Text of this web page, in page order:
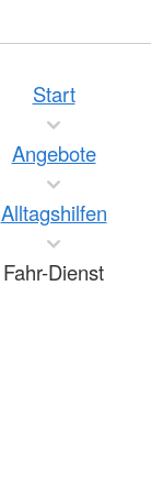
Start
Angebote
Alltagshilfen
Fahr-Dienst